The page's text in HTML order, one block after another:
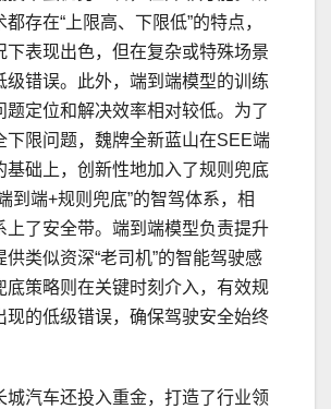
存在“上限高、下限低”的特点，
下表现出色，但在复杂或特殊场景
级错误。此外，端到端模型的训练
题定位和解决效率相对较低。为了
下限问题，魏牌全新蓝山在SEE端
基础上，创新性地加入了规则兜底
到端+规则兜底”的智驾体系，相
上了安全带。端到端模型负责提升
供类似资深“老司机”的智能驾驶感
底策略则在关键时刻介入，有效规
现的低级错误，确保驾驶安全始终
城汽车还投入重金，打造了行业领